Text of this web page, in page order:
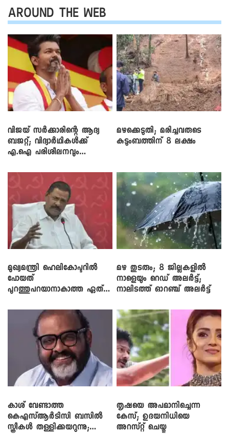
AROUND THE WEB
വിജയ് സർക്കാരിന്റെ ആദ്യ
ബജറ്റ്; വിദ്യാർഥികൾക്ക്
എ.ഐ പരിശീലനവും
മഴക്കെടുതി; മരിച്ചവരുടെ
കുടുംബത്തിന് 8 ലക്ഷം
മുഖ്യമന്ത്രി ഹെലികോപ്ടറിൽ
പോയത്
പുറത്തുപറയാനാകാത്ത ഏത്
മഴ തുടരും; 8 ജില്ലകളിൽ
നാളെയും റെഡ് അലർട്ട്;
നാലിടത്ത് ഓറഞ്ച് അലർട്ട്
കാശ് വേണ്ടാത്ത
കെഎസ്ആർടിസി ബസിൽ
സ്ത്രീകൾ തള്ളിക്കയറുന്നു;
തൃഷയെ അപമാനിച്ചെന്ന
കേസ്; ഉദയനിധിയെ
അറസ്റ്റ് ചെയ്തു